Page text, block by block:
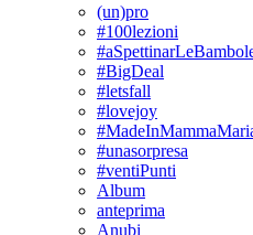
(un)pro
#100lezioni
#BigDeal
#letsfall
#lovejoy
#unasorpresa
#ventiPunti
Album
anteprima
Anubi